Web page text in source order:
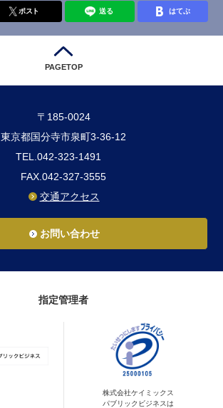
ポスト 送る はてぶ
PAGETOP
〒185-0024
東京都国分寺市泉町3-36-12
TEL.042-323-1491
FAX.042-327-3555
交通アクセス
お問い合わせ
指定管理者
株式会社ケイミックス
パブリックビジネスは